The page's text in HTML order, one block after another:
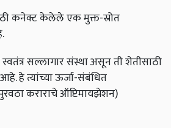
कनेक्ट केलेले एक मुक्त-स्रोत
सल्लागार संस्था असून ती शेतीसाठी
हे त्यांच्या ऊर्जा-संबंधित
कराराचे ऑप्टिमायझेशन)